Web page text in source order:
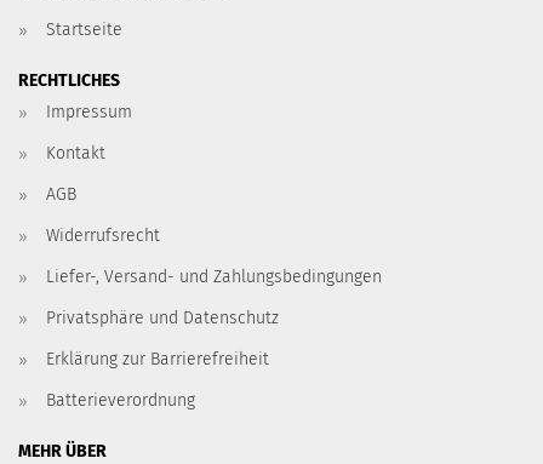
Startseite
RECHTLICHES
Impressum
Kontakt
AGB
Widerrufsrecht
Liefer-, Versand- und Zahlungsbedingungen
Privatsphäre und Datenschutz
Erklärung zur Barrierefreiheit
Batterieverordnung
MEHR ÜBER